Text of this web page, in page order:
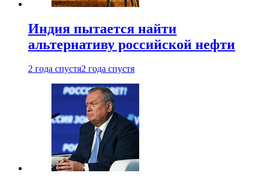
Индия пытается найти
альтернативу российской нефти
2 года спустя2 года спустя